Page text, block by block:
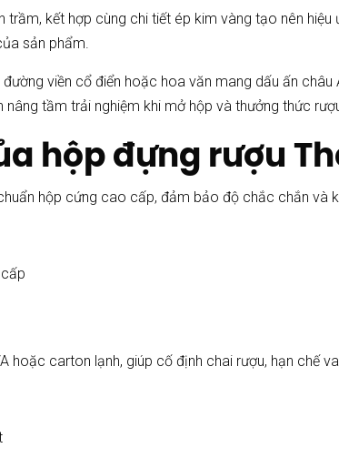
kết hợp cùng chi tiết ép kim vàng tạo nên
sản phẩm.
viền cổ điển hoặc hoa văn mang dấu ấn
tầm trải nghiệm khi mở hộp và thưởng thức
hộp đựng rượu
hộp cứng cao cấp, đảm bảo độ chắc chắn và
hoặc carton lạnh, giúp cố định chai rượu, hạn chế